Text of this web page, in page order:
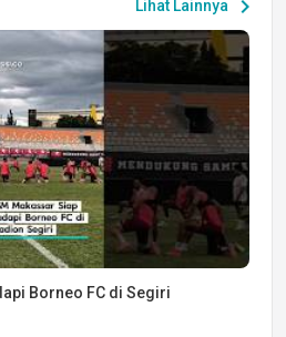
Lihat Lainnya chevron_right
Borneo FC di Segiri